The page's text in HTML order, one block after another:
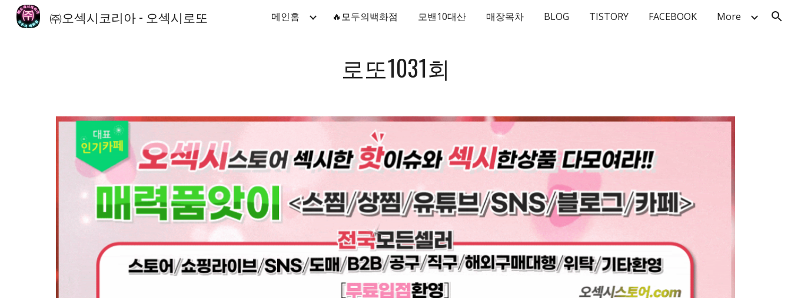
Skip to main content Skip to navigation
㈜오섹시코리아 - 오섹시로또 메인홈 🔥모두의백화점 모밴10대산 매장목차 BLOG TISTORY FACEBOOK More
로또1031회